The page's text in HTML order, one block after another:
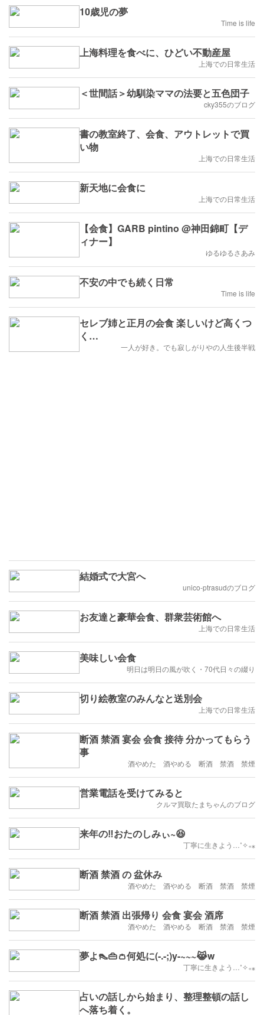
10歳児の夢
Time is life
上海料理を食べに、ひどい不動産屋
上海での日常生活
＜世間話＞幼馴染ママの法要と五色団子
cky355のブログ
書の教室終了、会食、アウトレットで買
い物
上海での日常生活
新天地に会食に
上海での日常生活
【会食】GARB pintino @神田錦町【デ
ィナー】
ゆるゆるさあみ
不安の中でも続く日常
Time is life
セレブ姉と正月の会食 楽しいけど高くつ
く…
一人が好き。でも寂しがりやの人生後半戦
結婚式で大宮へ
unico-ptrasudのブログ
お友達と豪華会食、群衆芸術館へ
上海での日常生活
美味しい会食
明日は明日の風が吹く・70代日々の綴り
切り絵教室のみんなと送別会
上海での日常生活
断酒 禁酒 宴会 会食 接待 分かってもらう
事
酒やめた 酒やめる 断酒 禁酒 禁煙
営業電話を受けてみると
クルマ買取たまちゃんのブログ
来年の‼️おたのしみぃ~😆
丁寧に生きよう…˚✧₊⁎
断酒 禁酒 の 盆休み
酒やめた 酒やめる 断酒 禁酒 禁煙
断酒 禁酒 出張帰り 会食 宴会 酒席
酒やめた 酒やめる 断酒 禁酒 禁煙
夢よ👠👜👛何処に(-.-;)y-~~~😹w
丁寧に生きよう…˚✧₊⁎
占いの話しから始まり、整理整頓の話し
へ落ち着く。